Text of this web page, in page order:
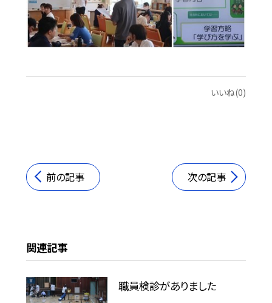
いいね(0)
前の記事 次の記事
関連記事
職員検診がありました